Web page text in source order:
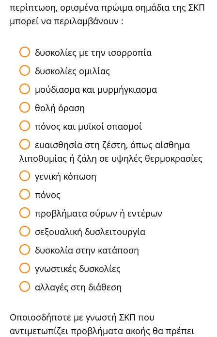
περίπτωση, ορισμένα πρώιμα σημάδια της ΣΚΠ
μπορεί να περιλαμβάνουν :
δυσκολίες με την ισορροπία
δυσκολίες ομιλίας
μούδιασμα και μυρμήγκιασμα
θολή όραση
πόνος και μυϊκοί σπασμοί
ευαισθησία στη ζέστη, όπως αίσθημα
λιποθυμίας ή ζάλη σε υψηλές θερμοκρασίες
γενική κόπωση
πόνος
προβλήματα ούρων ή εντέρων
σεξουαλική δυσλειτουργία
δυσκολία στην κατάποση
γνωστικές δυσκολίες
αλλαγές στη διάθεση
Οποιοσδήποτε με γνωστή ΣΚΠ που
αντιμετωπίζει προβλήματα ακοής θα πρέπει